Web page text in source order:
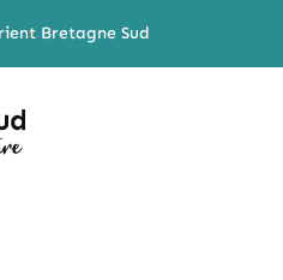
Bretagne Sud